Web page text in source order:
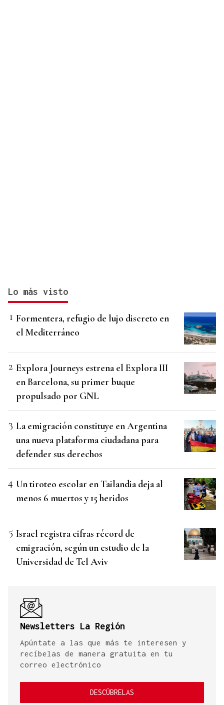
Lo más visto
Formentera, refugio de lujo discreto en
el Mediterráneo
Explora Journeys estrena el Explora III
en Barcelona, su primer buque
propulsado por GNL
La emigración constituye en Argentina
una nueva plataforma ciudadana para
defender sus derechos
Un tiroteo escolar en Tailandia deja al
menos 6 muertos y 15 heridos
Israel registra cifras récord de
emigración, según un estudio de la
Universidad de Tel Aviv
Newsletters La Región
Apúntate a las que más te interesen y
recíbelas de manera gratuita en tu
correo electrónico
DESCÚBRELAS